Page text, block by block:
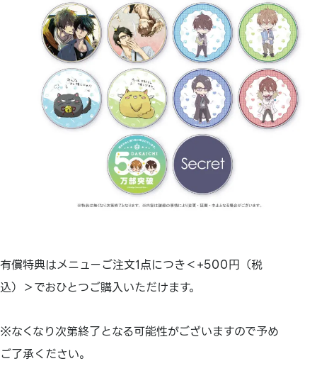
有償特典はメニューご注文1点につき＜+500円（税
込）＞でおひとつご購入いただけます。
※なくなり次第終了となる可能性がございますので予め
ご了承ください。